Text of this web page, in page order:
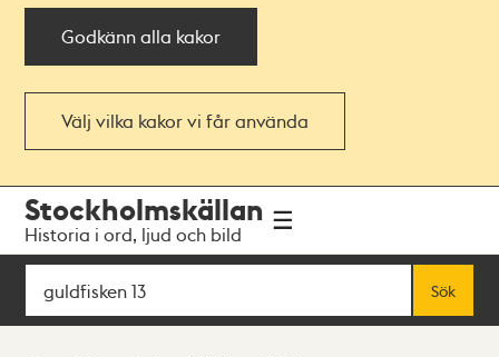
Godkänn alla kakor
Välj vilka kakor vi får använda
navigationen
huvudinnehållet
Stockholmskällan
Historia i ord, ljud och bild
Sök
Sök